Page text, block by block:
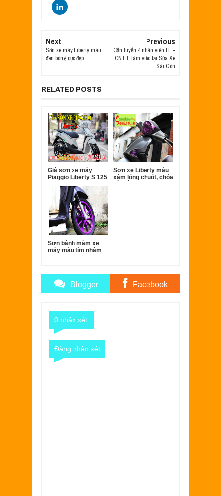
Next
Sơn xe máy Liberty màu
đen bóng cực đẹp
Previous
Cần tuyển 4 nhân viên IT -
CNTT làm việc tại Sửa Xe
Sài Gòn
RELATED POSTS
Giá sơn xe máy
Piaggio Liberty S 125
Sơn xe Liberty màu
xám lông chuột, chóa
Sơn bánh mâm xe
máy màu tím nhám
Blogger Facebook
0 nhận xét:
Đăng nhận xét